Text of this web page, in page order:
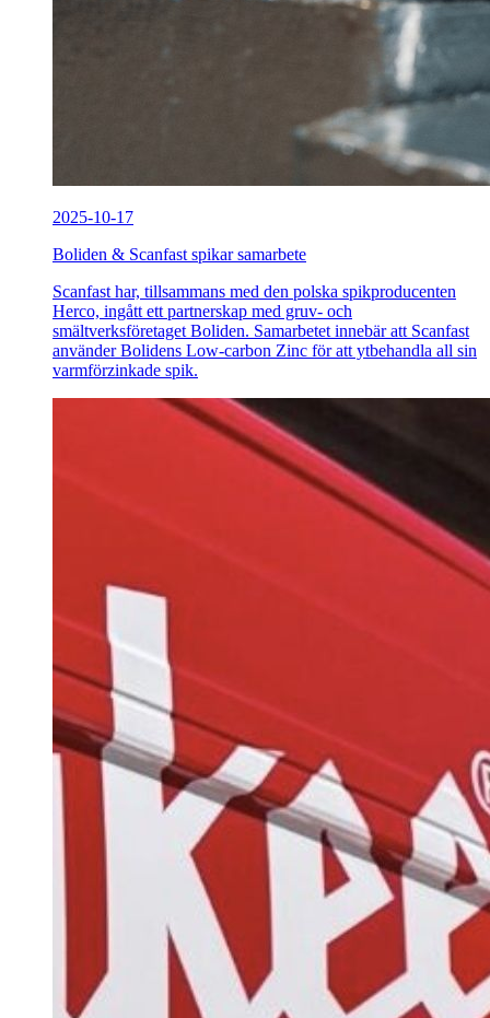
2025-10-17
Boliden & Scanfast spikar samarbete
Scanfast har, tillsammans med den polska spikproducenten
Herco, ingått ett partnerskap med gruv- och
smältverksföretaget Boliden. Samarbetet innebär att Scanfast
använder Bolidens Low-carbon Zinc för att ytbehandla all sin
varmförzinkade spik.